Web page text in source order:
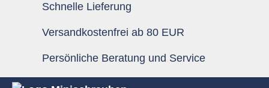
Schnelle Lieferung
Versandkostenfrei ab 80 EUR
Persönliche Beratung und Service